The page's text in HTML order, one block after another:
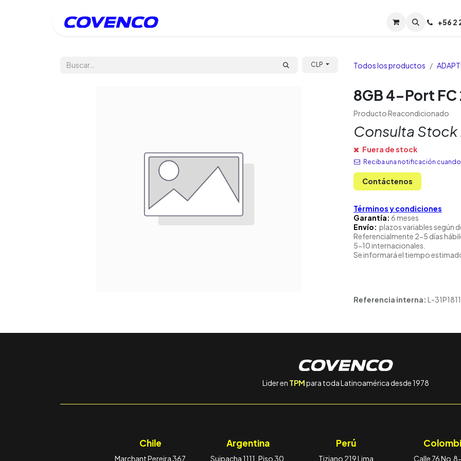
Soporte TPM (CL) +56 2
CLP Todos los productos
8GB 4-Port FC
Producto Reacondicionado
Consulta
Fuera de stock
Reciba una notificación
Contáctenos
Términos y condiciones
Garantía: 6 meses
Envío: plazos variables según
Referencialmente 2-5 días
5-10 internacionales.
Se informará el tiempo
Referencia interna: L-31P1811
Lider en TPMpara toda Latinoamérica desde 1978
Chile
Marchant Pereira 367
Argentina
Suipacha 1111, Piso 30,
Perú
Tiziano 219 Lima Calle 76